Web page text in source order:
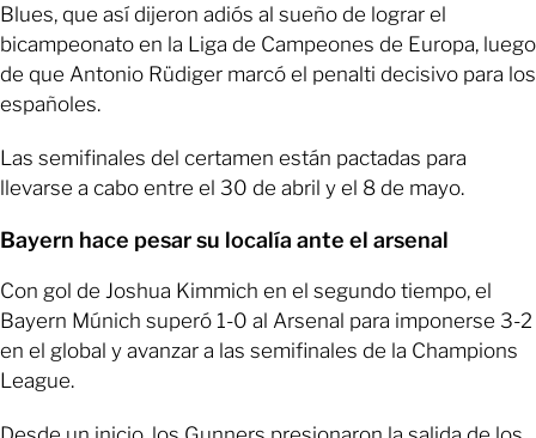
Blues, que así dijeron adiós al sueño de lograr el
bicampeonato en la Liga de Campeones de Europa, luego
de que Antonio Rüdiger marcó el penalti decisivo para los
españoles.
Las semifinales del certamen están pactadas para
llevarse a cabo entre el 30 de abril y el 8 de mayo.
Bayern hace pesar su localía ante el arsenal
Con gol de Joshua Kimmich en el segundo tiempo, el
Bayern Múnich superó 1-0 al Arsenal para imponerse 3-2
en el global y avanzar a las semifinales de la Champions
League.